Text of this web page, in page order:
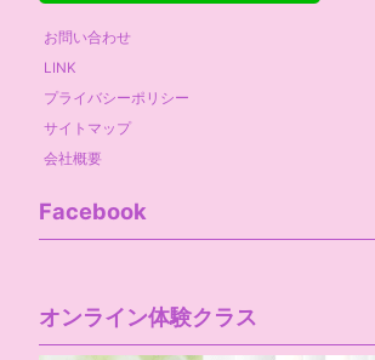
お問い合わせ
LINK
プライバシーポリシー
サイトマップ
会社概要
Facebook
オンライン体験クラス